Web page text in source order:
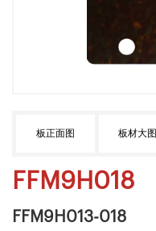
板正面图 板材大图
FFM9H018
FFM9H013-018